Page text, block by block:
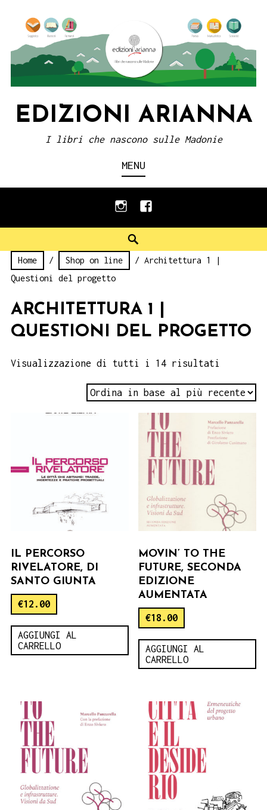
content
EDIZIONI ARIANNA
I libri che nascono sulle Madonie
MENU
instagramfacebook
Home / Shop on line
/ Architettura 1 |
Questioni del progetto
ARCHITETTURA 1 |
QUESTIONI DEL PROGETTO
Visualizzazione di tutti i 14 risultati
IL PERCORSO
RIVELATORE, DI
SANTO GIUNTA
€12.00
AGGIUNGI AL
CARRELLO
MOVIN’ TO THE
FUTURE, SECONDA
EDIZIONE
AUMENTATA
€18.00
AGGIUNGI AL
CARRELLO